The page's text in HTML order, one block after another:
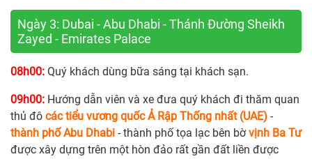
Ngày 3: Dubai - Abu Dhabi - Thánh Đường Sheikh
Zayed - Emirates Palace
08h00: Quý khách dùng bữa sáng tại khách sạn.
09h00: Hướng dẫn viên và xe đưa quý khách đi thăm quan
thủ đô các tiểu vương quốc Ả Rập Thống nhất (UAE) -
thành phố Abu Dhabi - thành phố tọa lạc bên bờvịnh Ba Tư
được xây dựng trên một hòn đảo rất gần đất liền được